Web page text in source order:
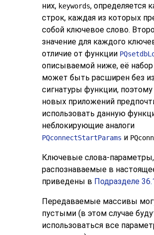
них, keywords, определяется
строк, каждая из которых
собой ключевое слово.
значение для каждого
отличие от функции
описываемой ниже, её
может быть расширен без
сигнатуры функции, поэтому
новых приложений
использовать данную
неблокирующие аналоги
PQconnectStartParams и
Ключевые слова-параметры,
распознаваемые в
приведены в Подразделе
Передаваемые массивы
пустыми (в этом случае
использоваться все